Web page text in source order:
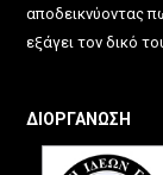
αποδεικνύοντας
εξάγει τον δικό
ΔΙΟΡΓΑΝΩΣΗ